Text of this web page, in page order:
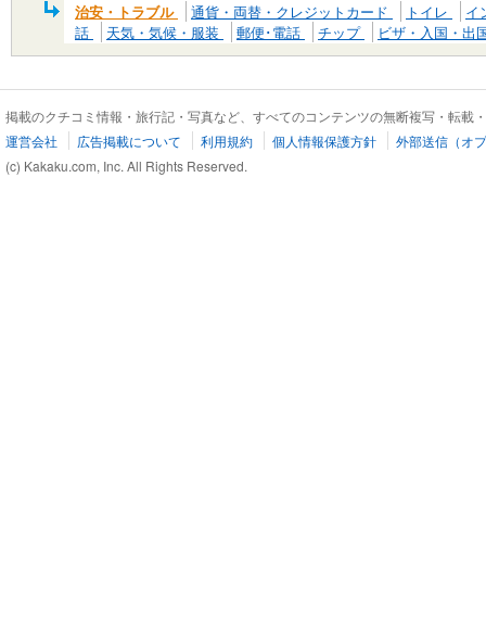
治安・トラブル
通貨・両替・クレジットカード トイレ
イ
話
天気・気候・服装 郵便･電話 チップ ビザ・入国・出
掲載のクチコミ情報・旅行記・写真など、すべてのコンテンツの無断複写・転載
運営会社
広告掲載について 利用規約 個人情報保護方針
外部送信（オ
(c) Kakaku.com, Inc. All Rights Reserved.